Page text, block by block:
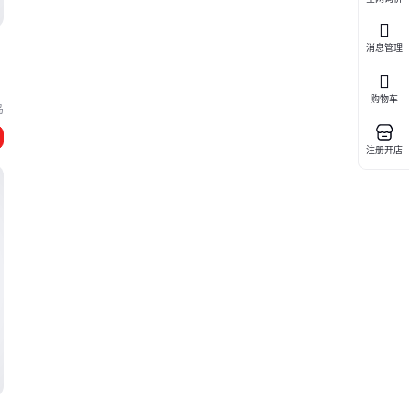
消息管理
购物车
注册开店